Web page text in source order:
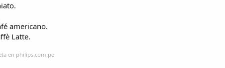
americano.
Latte.
en philips.com.pe